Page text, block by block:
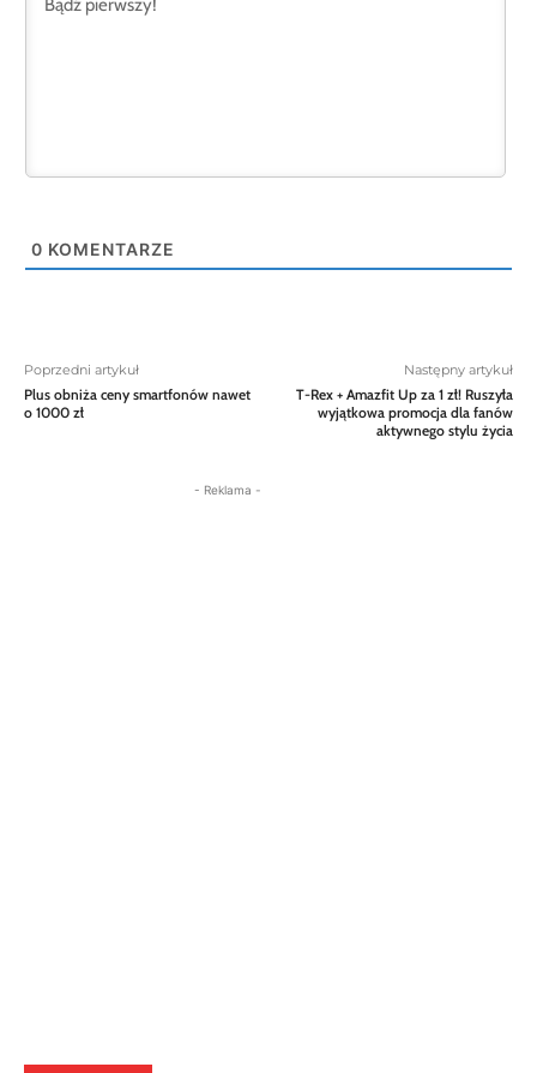
0 KOMENTARZE
Poprzedni artykuł
Plus obniża ceny smartfonów nawet
o 1000 zł
Następny artykuł
T-Rex + Amazfit Up za 1 zł! Ruszyła
wyjątkowa promocja dla fanów
aktywnego stylu życia
- Reklama -